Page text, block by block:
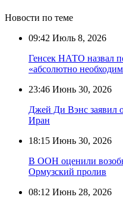
Новости по теме
09:42 Июль 8, 2026
Генсек НАТО назвал
«абсолютно
23:46 Июнь 30, 2026
Джей Ди Вэнс заявил
Иран
18:15 Июнь 30, 2026
В ООН оценили
Ормузский пролив
08:12 Июнь 28, 2026